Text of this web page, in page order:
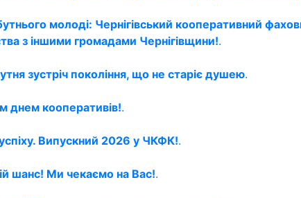
молоді: Чернігівський кооперативний
з іншими громадами Чернігівщини!.
зустріч покоління, що не старіє душею.
днем кооперативів!.
Випускний 2026 у ЧКФК!.
шанс! Ми чекаємо на Вас!.